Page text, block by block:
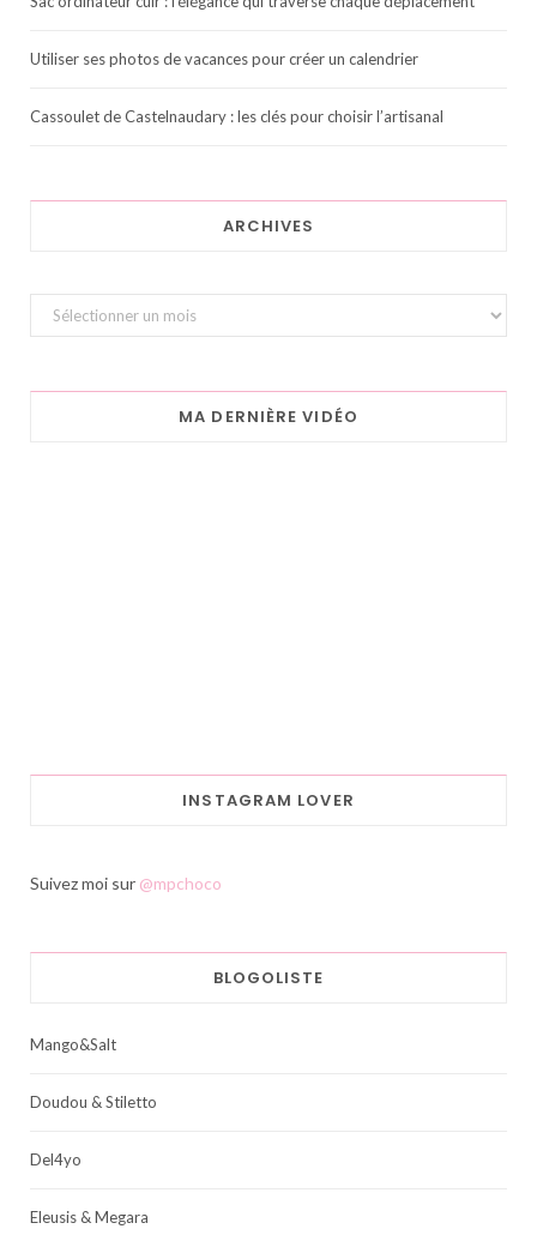
Utiliser ses photos de vacances pour créer un calendrier
Cassoulet de Castelnaudary : les clés pour choisir l’artisanal
ARCHIVES
Archives
MA DERNIÈRE VIDÉO
INSTAGRAM LOVER
Suivez moi sur @mpchoco
BLOGOLISTE
Mango&Salt
Doudou & Stiletto
Del4yo
Eleusis & Megara